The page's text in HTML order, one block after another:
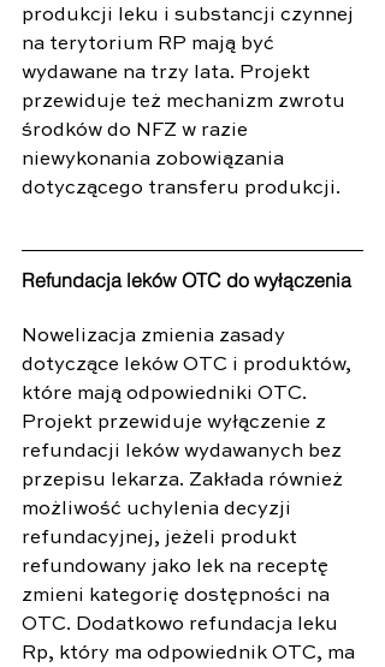
produkcji leku i substancji czynnej
na terytorium RP mają być
wydawane na trzy lata. Projekt
przewiduje też mechanizm zwrotu
środków do NFZ w razie
niewykonania zobowiązania
dotyczącego transferu produkcji.
Refundacja leków OTC do wyłączenia
Nowelizacja zmienia zasady
dotyczące leków OTC i produktów,
które mają odpowiedniki OTC.
Projekt przewiduje wyłączenie z
refundacji leków wydawanych bez
przepisu lekarza. Zakłada również
możliwość uchylenia decyzji
refundacyjnej, jeżeli produkt
refundowany jako lek na receptę
zmieni kategorię dostępności na
OTC. Dodatkowo refundacja leku
Rp, który ma odpowiednik OTC, ma